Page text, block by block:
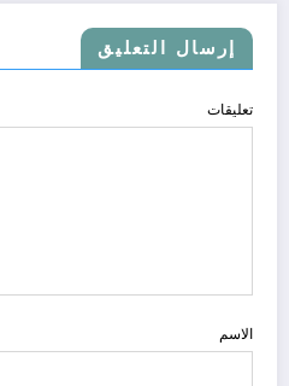
إرسال التعليق
تعليقات
الاسم